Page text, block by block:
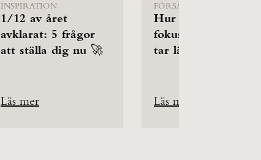
INSPIRATION
1/12 av året
avklarat: 5 frågor
att ställa dig nu 🚀
Läs mer
FÖRSÄLJNING
Hur behåller du
fokus när affärerna
tar längre tid?
Läs mer